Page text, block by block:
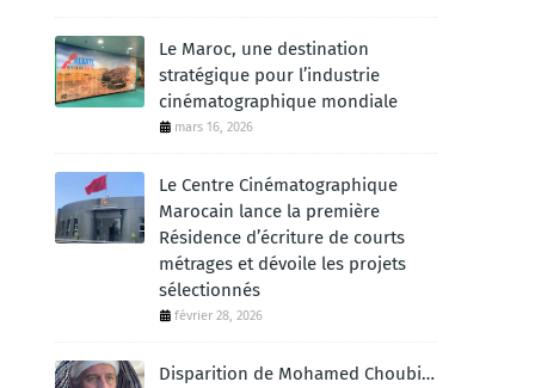
Le Maroc, une destination
stratégique pour l’industrie
cinématographique mondiale
mars 16, 2026
Le Centre Cinématographique
Marocain lance la première
Résidence d’écriture de courts
métrages et dévoile les projets
sélectionnés
février 28, 2026
Disparition de Mohamed Choubi…